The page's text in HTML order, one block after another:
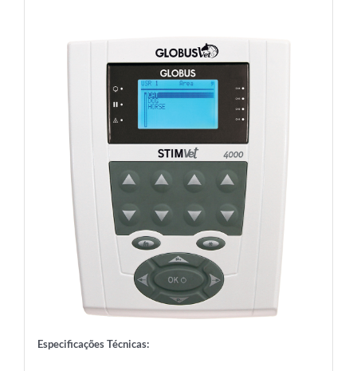
Especificações Técnicas: